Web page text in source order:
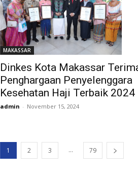
MAKASSAR
Dinkes Kota Makassar
Penghargaan Penyelenggara
Kesehatan Haji Terbaik 2024
admin - November 15, 2024
1 2 3 ... 79